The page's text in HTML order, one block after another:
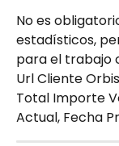
No es
estadísticos,
para el trabajo
Url Cliente
Total Importe
Actual, Fecha